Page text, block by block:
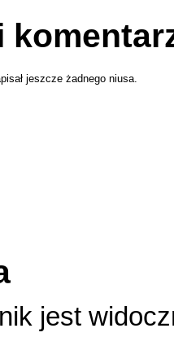
jeszcze żadnego niusa.
jest